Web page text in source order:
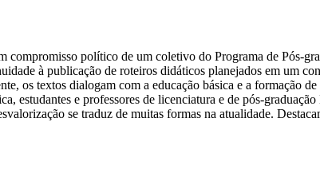
compromisso político de um coletivo do Programa de Pós-
à publicação de roteiros didáticos planejados em um
os textos dialogam com a educação básica e a formação
estudantes e professores de licenciatura e de pós-
se traduz de muitas formas na atualidade.